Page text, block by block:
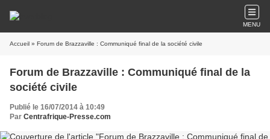
MENU
Accueil » Forum de Brazzaville : Communiqué final de la société civile
Forum de Brazzaville : Communiqué final de la
société civile
Publié le 16/07/2014 à 10:49
Par Centrafrique-Presse.com